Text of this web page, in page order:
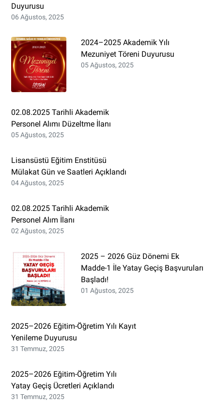
Duyurusu
06 Ağustos, 2025
2024–2025 Akademik Yılı
Mezuniyet Töreni Duyurusu
05 Ağustos, 2025
02.08.2025 Tarihli Akademik
Personel Alımı Düzeltme İlanı
05 Ağustos, 2025
Lisansüstü Eğitim Enstitüsü
Mülakat Gün ve Saatleri Açıklandı
04 Ağustos, 2025
02.08.2025 Tarihli Akademik
Personel Alım İlanı
02 Ağustos, 2025
2025 – 2026 Güz Dönemi Ek
Madde-1 İle Yatay Geçiş Başvuruları
Başladı!
01 Ağustos, 2025
2025–2026 Eğitim-Öğretim Yılı Kayıt
Yenileme Duyurusu
31 Temmuz, 2025
2025–2026 Eğitim-Öğretim Yılı
Yatay Geçiş Ücretleri Açıklandı
31 Temmuz, 2025